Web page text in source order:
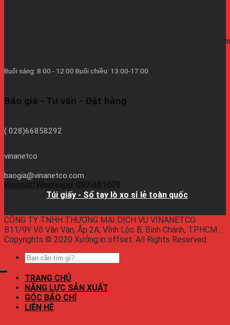
https://vinanetco.com/https://xuongingiare.vn/https://
Buổi sáng: 8:00 - 12:00 Buổi chiều: 13:00-17:00
Báo giá - Tư vấn - Đặt hàng
( 028)66858292
vinanetco
baogia@vinanetco.com
Wechat/Whatsapp: 097.44.1079
Túi giấy - Sổ tay lò xo sỉ lẻ toàn quốc
CÔNG TY TNHH THƯƠNG MẠI DỊCH VỤ VINANETCO
B11/9Y Võ Văn Vân, Ấp 2A, Vĩnh Lộc B, Bình Chánh, TPHCM .
Copyrights © 2020 Xưởng in offset. All Rights Reserved.
TRANG CHỦ
NĂNG LỰC SẢN XUẤT
GÓC BÁO CHÍ
LIÊN HỆ